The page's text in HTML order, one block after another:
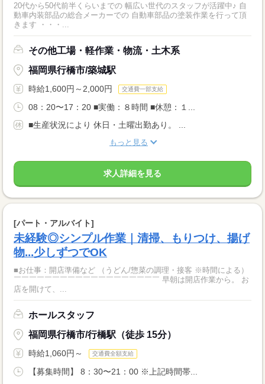
20代から50代前半くらいまでの 幅広い世代のスタッフが活躍中♪ 自
動車内装部品の総合メーカーでの 自動車部品の塗装作業を行って頂
きます ・・・...
その他工場・軽作業・物流・土木系
福岡県行橋市/築城駅
時給1,600円～2,000円 交通費一部支給
08：20〜17：20 ■実働：８時間 ■休憩：１...
■生産状況により 休日・土曜出勤あり。 ...
もっと見る
求人詳細を見る
[パート・アルバイト]
未経験◎シンプル作業｜清掃、もりつけ、揚げ
物...少しずつでOK
■お仕事：開店準備など （うどん/惣菜の調理・接客 ※時間による）
￣￣￣￣￣￣￣￣￣￣￣￣￣￣￣￣￣￣￣ 早朝は開店作業から。 お
店を開けて、...
ホールスタッフ
福岡県行橋市/行橋駅（徒歩 15分）
時給1,060円～ 交通費全額支給
【募集時間】 8：30〜21：00 ※上記時間帯...